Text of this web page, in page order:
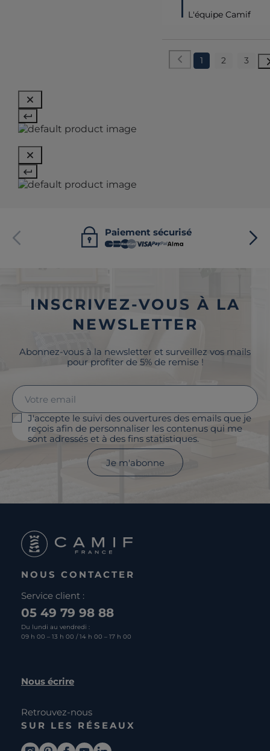
L'équipe Camif
1 2 3
Paiement sécurisé
INSCRIVEZ-VOUS À LA
NEWSLETTER
Abonnez-vous à la newsletter et surveillez vos mails
pour profiter de 5% de remise !
J'accepte le suivi des ouvertures des emails que je
reçois afin de personnaliser les contenus qui me
sont adressés et à des fins statistiques.
Je m'abonne
NOUS CONTACTER
Service client :
05 49 79 98 88
Du lundi au vendredi :
09 h 00 – 13 h 00 / 14 h 00 – 17 h 00
Nous écrire
Retrouvez-nous
SUR LES RÉSEAUX